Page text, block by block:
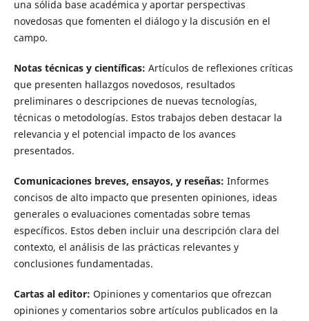
una sólida base académica y aportar perspectivas
novedosas que fomenten el diálogo y la discusión en el
campo.
Notas técnicas y científicas: Artículos de reflexiones críticas
que presenten hallazgos novedosos, resultados
preliminares o descripciones de nuevas tecnologías,
técnicas o metodologías. Estos trabajos deben destacar la
relevancia y el potencial impacto de los avances
presentados.
Comunicaciones breves, ensayos, y reseñas: Informes
concisos de alto impacto que presenten opiniones, ideas
generales o evaluaciones comentadas sobre temas
específicos. Estos deben incluir una descripción clara del
contexto, el análisis de las prácticas relevantes y
conclusiones fundamentadas.
Cartas al editor: Opiniones y comentarios que ofrezcan
opiniones y comentarios sobre artículos publicados en la